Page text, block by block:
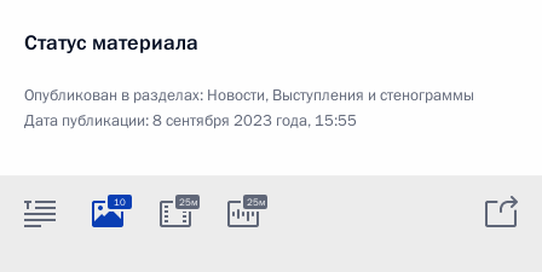
Статус материала
Опубликован в разделах: Новости, Выступления и стенограммы
Дата публикации:8 сентября 2023 года, 15:55
10 25м 25м